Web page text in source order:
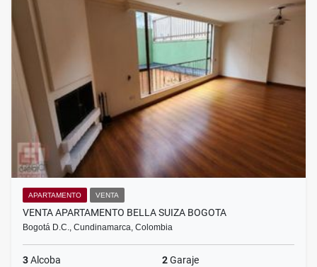
APARTAMENTO VENTA
VENTA APARTAMENTO BELLA SUIZA BOGOTA
Bogotá D.C., Cundinamarca, Colombia
3Alcoba 2Garaje